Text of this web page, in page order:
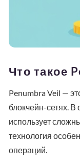
Что такое
Penumbra Veil —
блокчейн-сетях. В
использует
технология
операций.